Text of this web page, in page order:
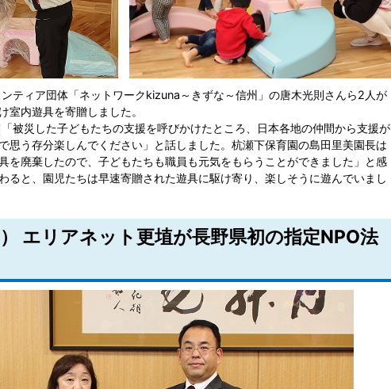
ティア団体「ネットワークkizuna～きずな～信州」の唐木光則さんら2人が
室内遊具を寄贈しました。
被災した子どもたちの支援を呼びかけたところ、日本各地の仲間から支援が
思う存分楽しんでください」と話しました。杭瀬下保育園の島田里美園長は
を廃棄したので、子どもたちも職員も元気をもらうことができました」と感
ると、園児たちは早速寄贈された遊具に駆け寄り、楽しそうに遊んでいまし
エリアネット更埴が長野県初の指定NPO法